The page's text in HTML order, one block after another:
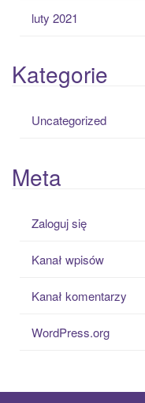
luty 2021
Kategorie
Uncategorized
Meta
Zaloguj się
Kanał wpisów
Kanał komentarzy
WordPress.org